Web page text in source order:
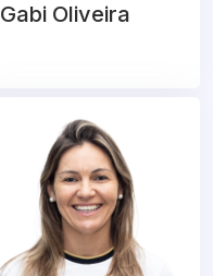
Gabi Oliveira